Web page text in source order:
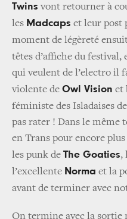
Twins vont retourner à
les Madcaps et leur post
moment de légèreté
têtes d’affiche du festival,
qui veulent de l’electro il
violente de Owl Vision et
féministe des Isladaises de
pas rater ! Dans le même
en Trans pour encore plus
les punk de The Goaties,
l’excellente Norma et la
avant de terminer avec
On termine avec la sortie